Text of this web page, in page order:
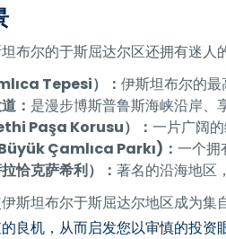
布尔的于斯屈达尔区还拥有迷
Tepesi）：伊斯坦布尔的最
： 是漫步博斯普鲁斯海峡沿岸、
Paşa Korusu）：一片广阔
Çamlıca Parkı)：一个拥
恰克萨希利）：著名的沿海地区
斯坦布尔于斯屈达尔地区成为
良机，从而启发您以审慎的投资